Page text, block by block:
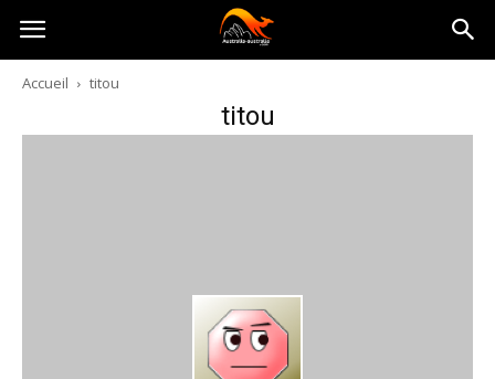
Australia-
australie.com
Accueil titou
titou